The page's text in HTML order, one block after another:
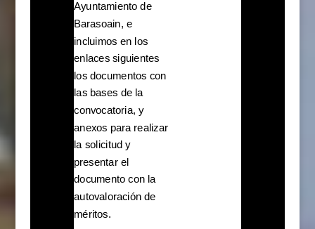
Ayuntamiento de
Barasoain, e
incluimos en los
enlaces siguientes
los documentos con
las bases de la
convocatoria, y
anexos para realizar
la solicitud y
presentar el
documento con la
autovaloración de
méritos.